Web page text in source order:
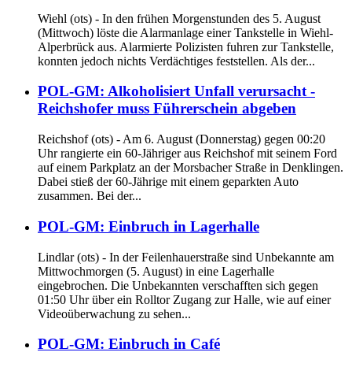
Wiehl (ots) - In den frühen Morgenstunden des 5. August
(Mittwoch) löste die Alarmanlage einer Tankstelle in Wiehl-
Alperbrück aus. Alarmierte Polizisten fuhren zur Tankstelle,
konnten jedoch nichts Verdächtiges feststellen. Als der...
POL-GM: Alkoholisiert Unfall verursacht -
Reichshofer muss Führerschein abgeben
Reichshof (ots) - Am 6. August (Donnerstag) gegen 00:20
Uhr rangierte ein 60-Jähriger aus Reichshof mit seinem Ford
auf einem Parkplatz an der Morsbacher Straße in Denklingen.
Dabei stieß der 60-Jährige mit einem geparkten Auto
zusammen. Bei der...
POL-GM: Einbruch in Lagerhalle
Lindlar (ots) - In der Feilenhauerstraße sind Unbekannte am
Mittwochmorgen (5. August) in eine Lagerhalle
eingebrochen. Die Unbekannten verschafften sich gegen
01:50 Uhr über ein Rolltor Zugang zur Halle, wie auf einer
Videoüberwachung zu sehen...
POL-GM: Einbruch in Café